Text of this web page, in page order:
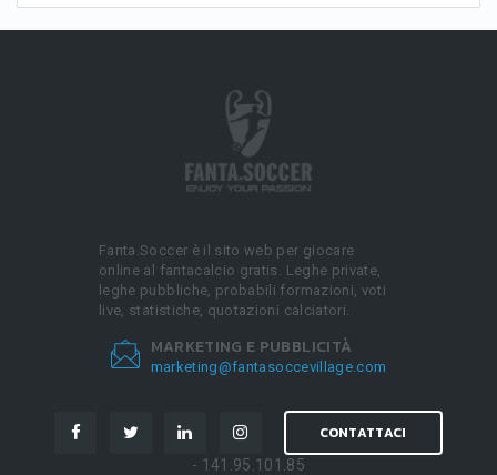
Fanta.Soccer è il sito web per giocare
online al fantacalcio gratis. Leghe private,
leghe pubbliche, probabili formazioni, voti
live, statistiche, quotazioni calciatori.
MARKETING E PUBBLICITÀ
marketing@fantasoccevillage.com
CONTATTACI
- 141.95.101.85